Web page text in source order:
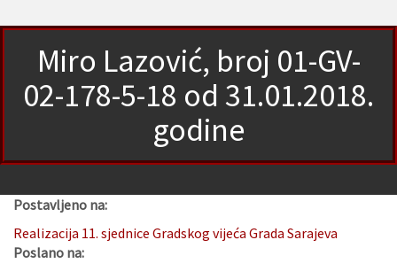
Miro Lazović, broj 01-GV-
02-178-5-18 od 31.01.2018.
godine
Postavljeno na:
Realizacija 11. sjednice Gradskog vijeća Grada Sarajeva
Poslano na: